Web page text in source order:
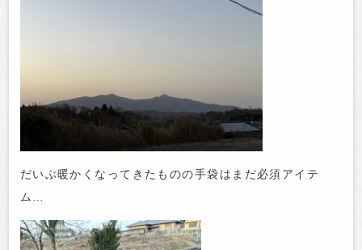
だいぶ暖かくなってきたものの手袋はまだ必須アイテ
ム…